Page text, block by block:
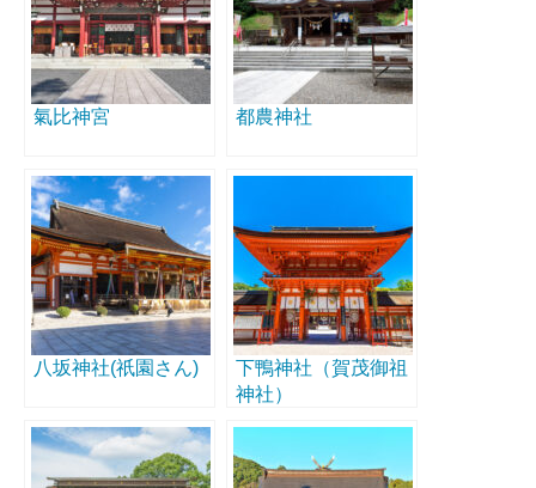
氣比神宮 都農神社
八坂神社(祇園さん)
下鴨神社（賀茂御祖
神社）